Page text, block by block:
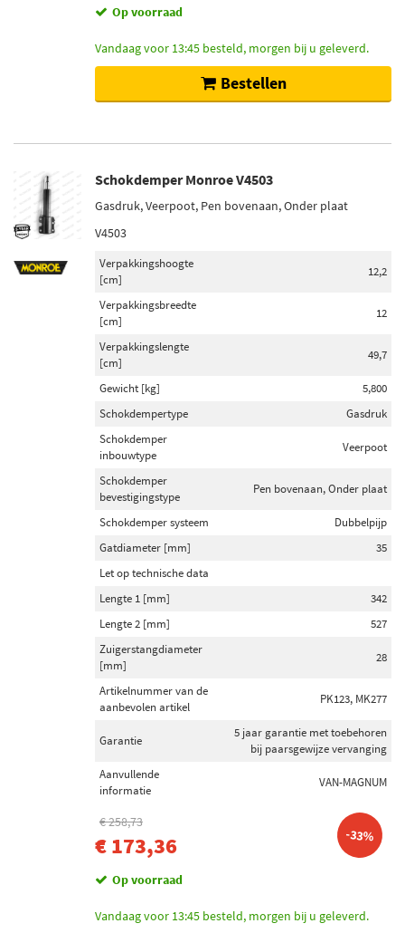
Op voorraad
Vandaag voor 13:45 besteld, morgen bij u geleverd.
Bestellen
Schokdemper Monroe V4503
Gasdruk, Veerpoot, Pen bovenaan, Onder plaat
V4503
Verpakkingshoogte
[cm]
12,2
Verpakkingsbreedte
[cm]
12
Verpakkingslengte
[cm]
49,7
Gewicht [kg]
5,800
Schokdempertype
Gasdruk
Schokdemper
inbouwtype
Veerpoot
Schokdemper
bevestigingstype
Pen bovenaan, Onder plaat
Schokdemper systeem
Dubbelpijp
Gatdiameter [mm]
35
Let op technische data
Lengte 1 [mm]
342
Lengte 2 [mm]
527
Zuigerstangdiameter
[mm]
28
Artikelnummer van de
aanbevolen artikel
PK123, MK277
Garantie
5 jaar garantie met toebehoren
bij paarsgewijze vervanging
Aanvullende
informatie
VAN-MAGNUM
€ 258,73
€ 173,36 -33%
Op voorraad
Vandaag voor 13:45 besteld, morgen bij u geleverd.